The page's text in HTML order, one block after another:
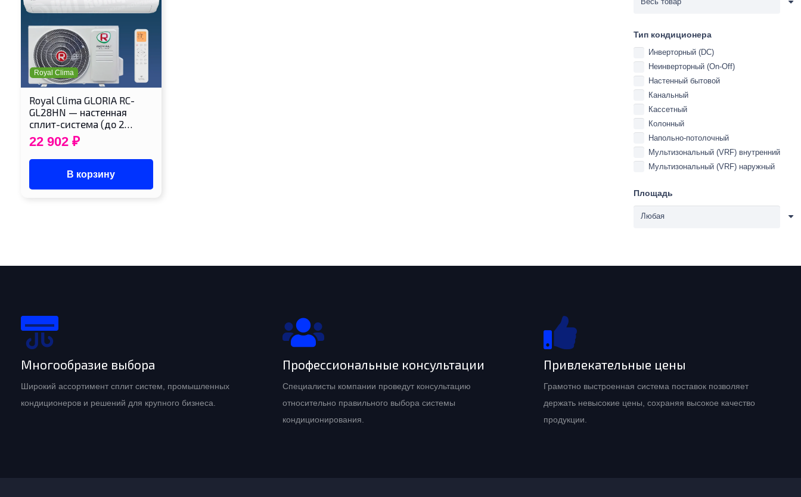
Royal Clima
Royal Clima GLORIA RC-
GL28HN — настенная
сплит-система (до 2…
22 902 ₽
В корзину
Тип кондиционера
Инверторный (DC)
Неинверторный (On-Off)
Настенный бытовой
Канальный
Кассетный
Колонный
Напольно-потолочный
Мультизональный (VRF) внутренний
Мультизональный (VRF) наружный
Площадь
Многообразие выбора
Широкий ассортимент сплит систем, промышленных
кондиционеров и решений для крупного бизнеса.
Профессиональные консультации
Специалисты компании проведут консультацию
относительно правильного выбора системы
кондиционирования.
Привлекательные цены
Грамотно выстроенная система поставок позволяет
держать невысокие цены, сохраняя высокое качество
продукции.